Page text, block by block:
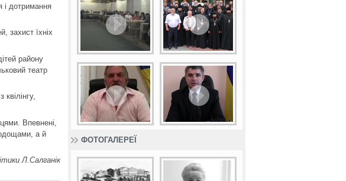
і дотримання
захист їхніх
району
театр
Впевнені,
а й
Л.Салганік
ФОТОГАЛЕРЕЇ